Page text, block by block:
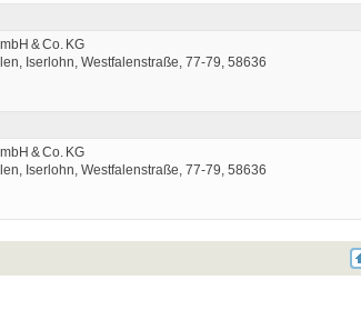
& Co. KG
Iserlohn, Westfalenstraße, 77‑79, 58636
& Co. KG
Iserlohn, Westfalenstraße, 77‑79, 58636